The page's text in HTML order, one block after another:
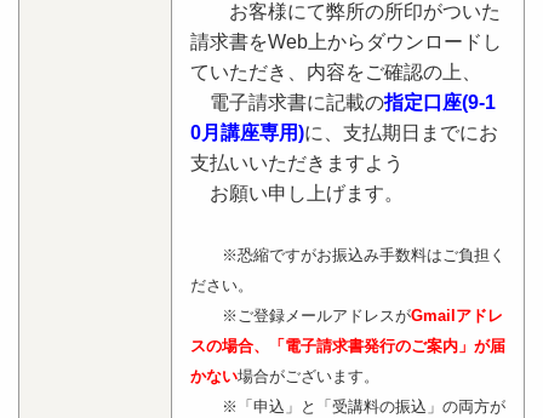
お客様にて弊所の所印がついた
請求書をWeb上からダウンロードし
ていただき、内容をご確認の上、
電子請求書に記載の指定口座(9-1
0月講座専用)に、支払期日までにお
支払いいただきますよう
お願い申し上げます。
※恐縮ですがお振込み手数料はご負担く
ださい。
※ご登録メールアドレスがGmailアドレ
スの場合、「電子請求書発行のご案内」が届
かない場合がございます。
※「申込」と「受講料の振込」の両方が